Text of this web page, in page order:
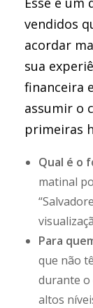
vendidos
acordar
sua
financeira
assumir o
primeiras
Qual é o
matinal
Para
que não
durante o
altos